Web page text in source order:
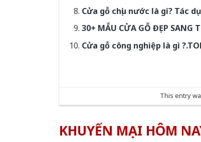
Cửa gỗ chịu nước là gì? Tác
30+ MẪU CỬA GỖ ĐẸP SANG
Cửa gỗ công nghiệp là gì
This entry
KHUYẾN MẠI HÔM